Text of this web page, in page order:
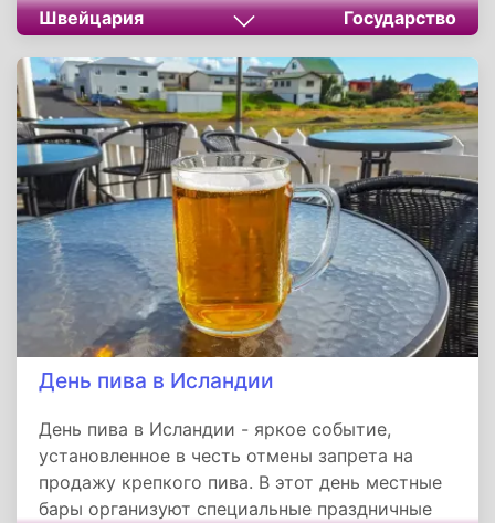
настоящее время кантон управляется
Большим советом, а также Государственным
советом, его административный центр
находится в одноименном городе -
Невшателе.
Швейцария Государство
День пива в Исландии
День пива в Исландии - яркое событие,
установленное в честь отмены запрета на
продажу крепкого пива. В этот день местные
бары организуют специальные праздничные